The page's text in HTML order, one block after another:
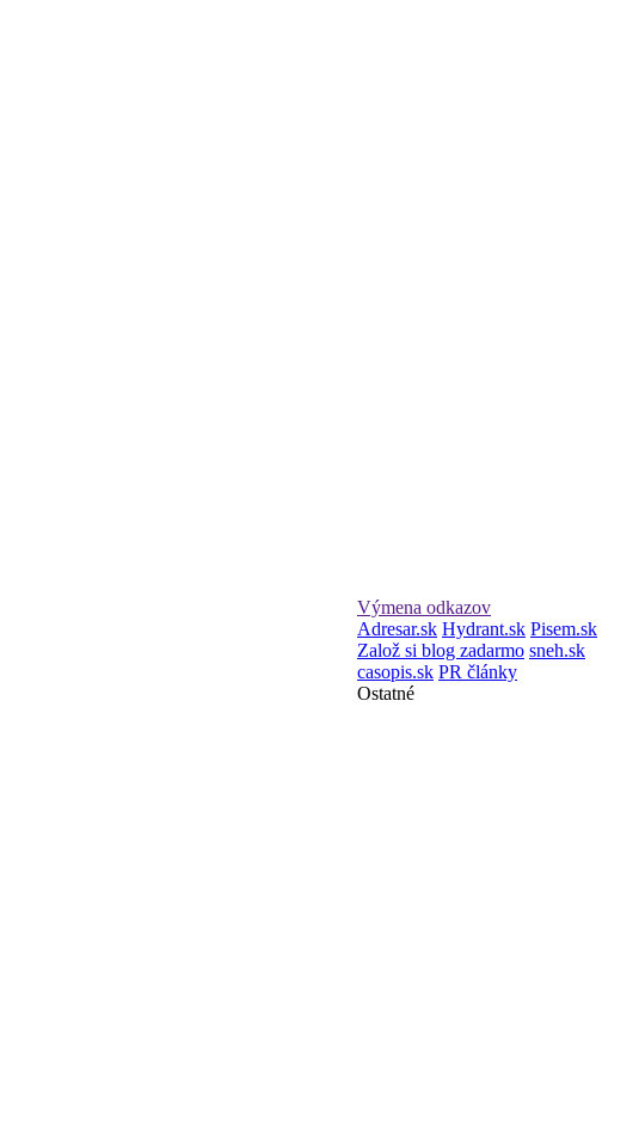
Výmena odkazov
Adresar.sk Hydrant.sk Pisem.sk
Založ si blog zadarmo sneh.sk
casopis.sk PR články
Ostatné